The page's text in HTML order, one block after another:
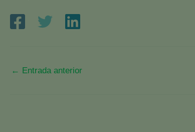
← Entrada anterior